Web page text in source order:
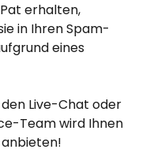
erhalten,
in Ihren Spam-
eines
Live-Chat oder
Team wird Ihnen